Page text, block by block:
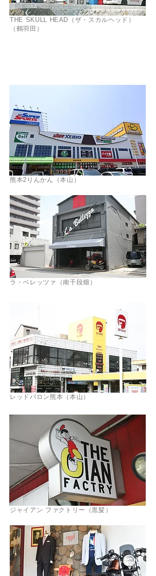
THE SKULL HEAD（ザ・スカルヘッド）
（鶴羽田）
熊本2りんかん（本山）
ラ・ベレッツァ（南千段畑）
レッドバロン熊本（本山）
ジャイアン ファクトリー（黒髪）